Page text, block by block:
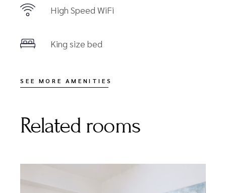
High Speed WiFi
King size bed
SEE MORE AMENITIES
Related rooms